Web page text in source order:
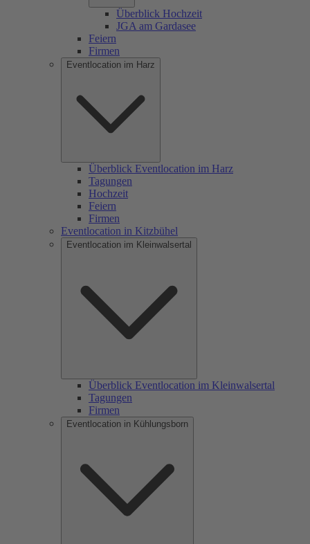
Überblick Hochzeit
JGA am Gardasee
Feiern
Firmen
Eventlocation im Harz
Überblick Eventlocation im Harz
Tagungen
Hochzeit
Feiern
Firmen
Eventlocation in Kitzbühel
Eventlocation im Kleinwalsertal
Überblick Eventlocation im Kleinwalsertal
Tagungen
Firmen
Eventlocation in Kühlungsborn